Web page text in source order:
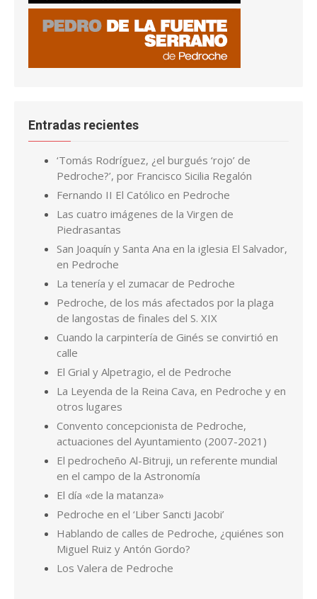
Entradas recientes
‘Tomás Rodríguez, ¿el burgués ‘rojo’ de
Pedroche?’, por Francisco Sicilia Regalón
Fernando II El Católico en Pedroche
Las cuatro imágenes de la Virgen de
Piedrasantas
San Joaquín y Santa Ana en la iglesia El Salvador,
en Pedroche
La tenería y el zumacar de Pedroche
Pedroche, de los más afectados por la plaga
de langostas de finales del S. XIX
Cuando la carpintería de Ginés se convirtió en
calle
El Grial y Alpetragio, el de Pedroche
La Leyenda de la Reina Cava, en Pedroche y en
otros lugares
Convento concepcionista de Pedroche,
actuaciones del Ayuntamiento (2007-2021)
El pedrocheño Al-Bitruji, un referente mundial
en el campo de la Astronomía
El día «de la matanza»
Pedroche en el ‘Liber Sancti Jacobi’
Hablando de calles de Pedroche, ¿quiénes son
Miguel Ruiz y Antón Gordo?
Los Valera de Pedroche